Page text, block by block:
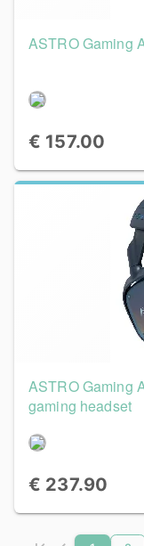
ASTRO Gaming
€ 157.00
ASTRO Gaming
gaming headset
€ 237.90